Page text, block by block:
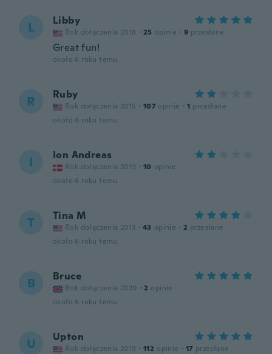
L Libby
Rok dołączenia 2018 · 25 opinie · 9 przesłane
Great fun!
około 6 roku temu
R Ruby
Rok dołączenia 2015 · 107 opinie · 1 przesłane
około 6 roku temu
I Ion Andreas
Rok dołączenia 2019 · 10 opinie
około 6 roku temu
T Tina M
Rok dołączenia 2013 · 43 opinie · 2 przesłane
około 6 roku temu
B Bruce
Rok dołączenia 2020 · 2 opinie
około 6 roku temu
U Upton
Rok dołączenia 2019 · 112 opinie · 17 przesłane